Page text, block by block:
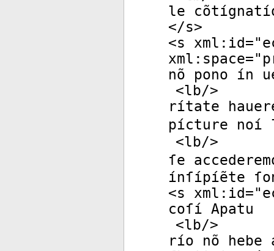
le
</s>
<s xml:id="
xml:space="
nõ pono ín
<lb/>
rítate
pícture noí
<lb/>
ſe
ínſípíẽte
<s xml:id="
coſí Apatu
<lb/>
río nõ hebe